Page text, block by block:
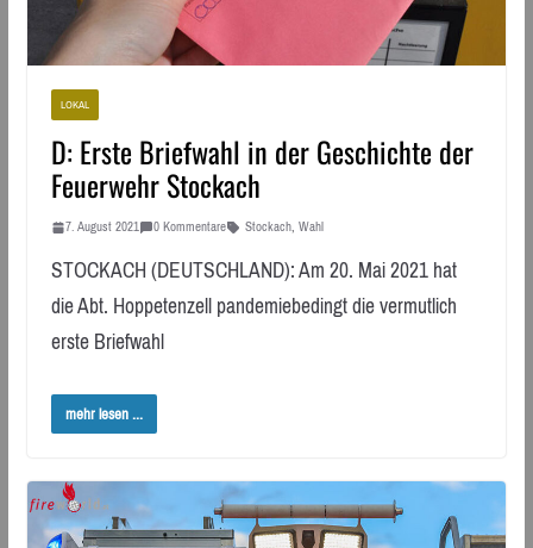
LOKAL
D: Erste Briefwahl in der Geschichte der
Feuerwehr Stockach
7. August 2021 0 Kommentare Stockach, Wahl
STOCKACH (DEUTSCHLAND): Am 20. Mai 2021 hat
die Abt. Hoppetenzell pandemiebedingt die vermutlich
erste Briefwahl
mehr lesen ...